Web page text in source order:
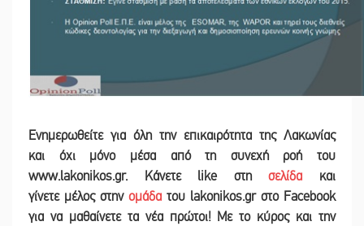
Ενημερωθείτε για όλη την επικαιρότητα της Λακωνίας
και όχι μόνο μέσα από τη συνεχή ροή του
www.lakonikos.gr. Κάνετε like στησελίδα και
γίνετε μέλος στην ομάδα του lakonikos.gr στο Facebook
για να μαθαίνετε τα νέα πρώτοι! Με το κύρος και την